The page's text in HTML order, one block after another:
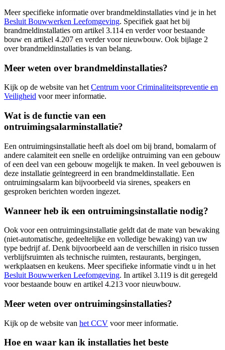
Meer specifieke informatie over brandmeldinstallaties vind je in het
Besluit Bouwwerken Leefomgeving. Specifiek gaat het bij
brandmeldinstallaties om artikel 3.114 en verder voor bestaande
bouw en artikel 4.207 en verder voor nieuwbouw. Ook bijlage 2
over brandmeldinstallaties is van belang.
Meer weten over brandmeldinstallaties?
Kijk op de website van hetCentrum voor Criminaliteitspreventie en
Veiligheid voor meer informatie.
Wat is de functie van een
ontruimingsalarminstallatie?
Een ontruimingsinstallatie heeft als doel om bij brand, bomalarm of
andere calamiteit een snelle en ordelijke ontruiming van een gebouw
of een deel van een gebouw mogelijk te maken. In veel gebouwen is
deze installatie geïntegreerd in een brandmeldinstallatie. Een
ontruimingsalarm kan bijvoorbeeld via sirenes, speakers en
gesproken berichten worden ingezet.
Wanneer heb ik een ontruimingsinstallatie nodig?
Ook voor een ontruimingsinstallatie geldt dat de mate van bewaking
(niet-automatische, gedeeltelijke en volledige bewaking) van uw
type bedrijf af. Denk bijvoorbeeld aan de verschillen in risico tussen
verblijfsruimten als technische ruimten, restaurants, bergingen,
werkplaatsen en keukens. Meer specifieke informatie vindt u in het
Besluit Bouwwerken Leefomgeving. In artikel 3.119 is dit geregeld
voor bestaande bouw en artikel 4.213 voor nieuwbouw.
Meer weten over ontruimingsinstallaties?
Kijk op de website van het CCV voor meer informatie.
Hoe en waar kan ik installaties het beste